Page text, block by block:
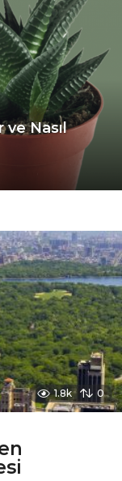
ve Nasıl
1.8k 0